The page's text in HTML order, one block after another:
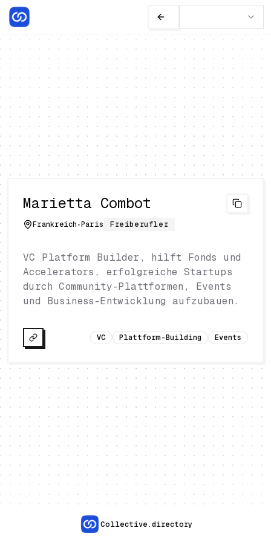
Marietta Combot
Frankreich •Paris Freiberufler
VC Platform Builder, hilft Fonds und
Accelerators, erfolgreiche Startups
durch Community-Plattformen, Events
und Business-Entwicklung aufzubauen.
VC Plattform-Building Events
Collective.directory